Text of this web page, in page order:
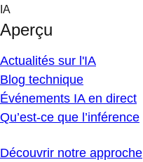
Skip
content
IA
Aperçu
Actualités sur l'IA
Blog technique
Événements IA en direct
Qu’est-ce que l’inférence
Découvrir notre approche